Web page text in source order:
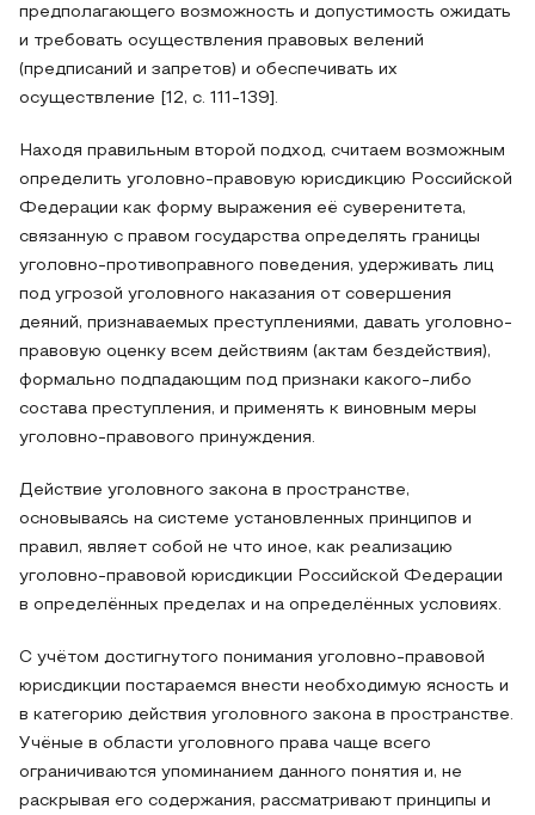
предполагающего возможность и допустимость ожидать
и требовать осуществления правовых велений
(предписаний и запретов) и обеспечивать их
осуществление [12, с. 111-139].
Находя правильным второй подход, считаем возможным
определить уголовно-правовую юрисдикцию Российской
Федерации как форму выражения её суверенитета,
связанную с правом государства определять границы
уголовно-противоправного поведения, удерживать лиц
под угрозой уголовного наказания от совершения
деяний, признаваемых преступлениями, давать уголовно-
правовую оценку всем действиям (актам бездействия),
формально подпадающим под признаки какого-либо
состава преступления, и применять к виновным меры
уголовно-правового принуждения.
Действие уголовного закона в пространстве,
основываясь на системе установленных принципов и
правил, являет собой не что иное, как реализацию
уголовно-правовой юрисдикции Российской Федерации
в определённых пределах и на определённых условиях.
С учётом достигнутого понимания уголовно-правовой
юрисдикции постараемся внести необходимую ясность и
в категорию действия уголовного закона в пространстве.
Учёные в области уголовного права чаще всего
ограничиваются упоминанием данного понятия и, не
раскрывая его содержания, рассматривают принципы и